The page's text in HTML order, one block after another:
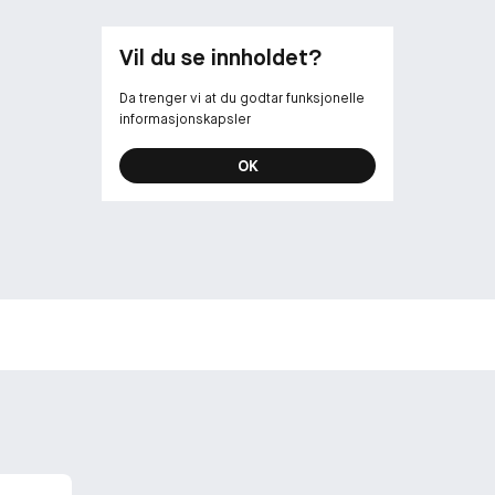
Vil du se innholdet?
Da trenger vi at du godtar funksjonelle
informasjonskapsler
OK